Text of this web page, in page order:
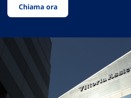
Chiama ora